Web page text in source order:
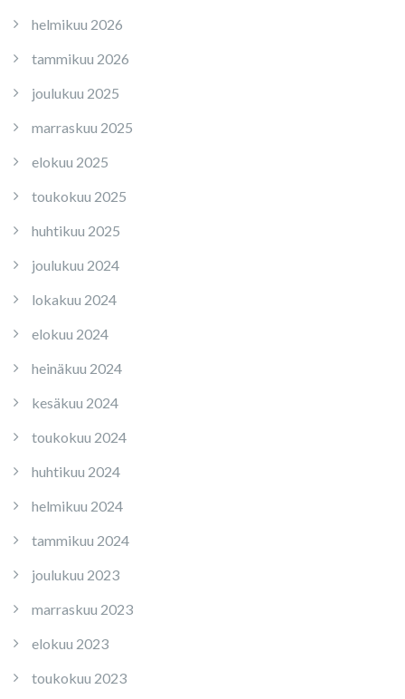
helmikuu 2026
tammikuu 2026
joulukuu 2025
marraskuu 2025
elokuu 2025
toukokuu 2025
huhtikuu 2025
joulukuu 2024
lokakuu 2024
elokuu 2024
heinäkuu 2024
kesäkuu 2024
toukokuu 2024
huhtikuu 2024
helmikuu 2024
tammikuu 2024
joulukuu 2023
marraskuu 2023
elokuu 2023
toukokuu 2023